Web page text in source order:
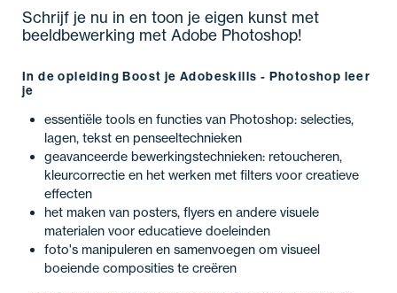
Schrijf je nu in en toon je eigen kunst met
beeldbewerking met Adobe Photoshop!
In de opleiding Boost je Adobeskills - Photoshop leer
je
essentiële tools en functies van Photoshop: selecties,
lagen, tekst en penseeltechnieken
geavanceerde bewerkingstechnieken: retoucheren,
kleurcorrectie en het werken met filters voor creatieve
effecten
het maken van posters, flyers en andere visuele
materialen voor educatieve doeleinden
foto's manipuleren en samenvoegen om visueel
boeiende composities te creëren